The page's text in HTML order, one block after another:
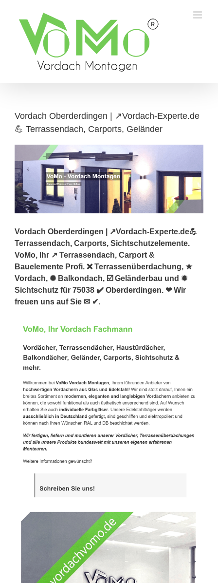
content
Vordach Oberderdingen | ↗️Vordach-Experte.de
💪 Terrassendach, Carports, Geländer
Vordach Oberderdingen | ↗️Vordach-Experte.de💪
Terrassendach, Carports, Sichtschutzelemente.
VoMo, Ihr ↗️ Terrassendach, Carport &
Bauelemente Profi. ❌ Terrassenüberdachung, ★
Vordach, ✺ Balkondach, ☑️ Geländerbau und ✹
Sichtschutz für 75038 ✔️ Oberderdingen. ❤ Wir
freuen uns auf Sie ✉ ✔.